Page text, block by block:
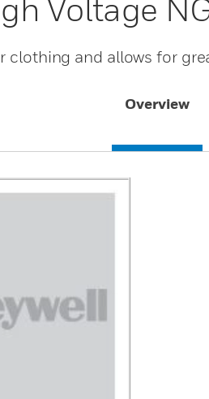
Voltage
clothing and allows for
Overview